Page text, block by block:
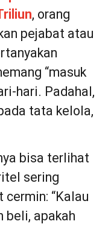
, orang
pejabat atau
“masuk
hari. Padahal,
tata kelola,
bisa terlihat
sering
“Kalau
beli, apakah